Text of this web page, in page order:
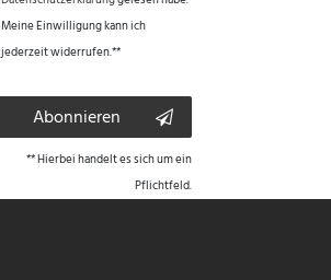
Meine Einwilligung kann ich
jederzeit widerrufen.**
Abonnieren
** Hierbei handelt es sich um ein
Pflichtfeld.